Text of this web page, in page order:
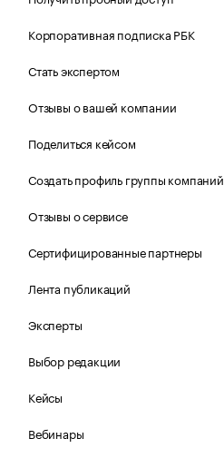
Корпоративная подписка РБК
Стать экспертом
Отзывы о вашей компании
Поделиться кейсом
Создать профиль группы компаний
Отзывы о сервисе
Сертифицированные партнеры
Лента публикаций
Эксперты
Выбор редакции
Кейсы
Вебинары